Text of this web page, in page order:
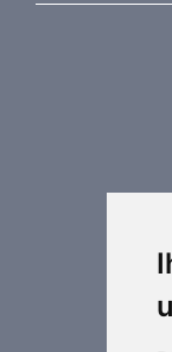
Regelungstechnik
Weitere
Industrielle